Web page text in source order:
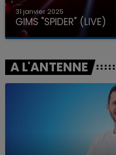
31 janvier 2025
GIMS "SPIDER" (LIVE)
A L'ANTENNE